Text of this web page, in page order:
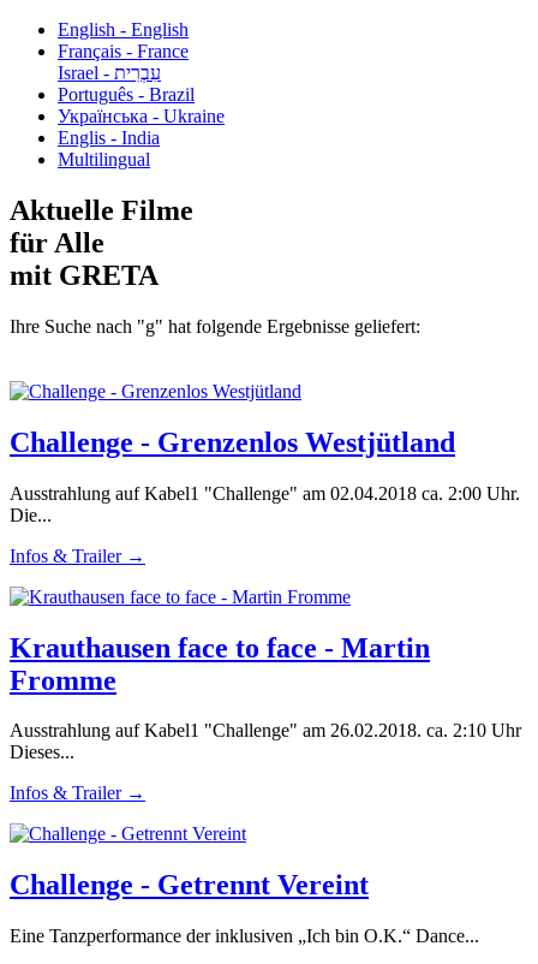
English - English
Français - France
עִבְרִית - Israel
Português - Brazil
Українська - Ukraine
Englis - India
Multilingual
Aktuelle Filme
für Alle
mit GRETA
Ihre Suche nach "g" hat folgende Ergebnisse geliefert:
Challenge - Grenzenlos Westjütland
Ausstrahlung auf Kabel1 "Challenge" am 02.04.2018 ca. 2:00 Uhr.
Die...
Infos & Trailer →
Krauthausen face to face - Martin
Fromme
Ausstrahlung auf Kabel1 "Challenge" am 26.02.2018. ca. 2:10 Uhr
Dieses...
Infos & Trailer →
Challenge - Getrennt Vereint
Eine Tanzperformance der inklusiven „Ich bin O.K.“ Dance...